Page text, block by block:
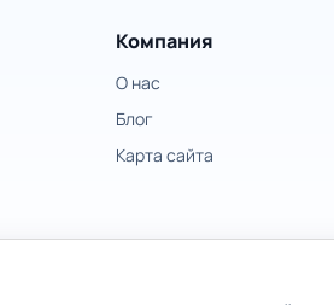
Компания
О нас
Блог
Карта сайта